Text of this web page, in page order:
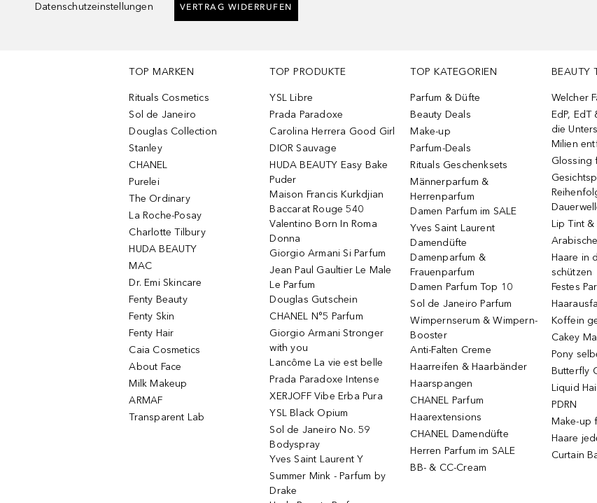
Datenschutzeinstellungen
VERTRAG WIDERRUFEN
TOP MARKEN
Rituals Cosmetics
Sol de Janeiro
Douglas Collection
Stanley
CHANEL
Purelei
The Ordinary
La Roche-Posay
Charlotte Tilbury
HUDA BEAUTY
MAC
Dr. Emi Skincare
Fenty Beauty
Fenty Skin
Fenty Hair
Caia Cosmetics
About Face
Milk Makeup
ARMAF
Transparent Lab
TOP PRODUKTE
YSL Libre
Prada Paradoxe
Carolina Herrera Good Girl
DIOR Sauvage
HUDA BEAUTY Easy Bake
Puder
Maison Francis Kurkdjian
Baccarat Rouge 540
Valentino Born In Roma
Donna
Giorgio Armani Si Parfum
Jean Paul Gaultier Le Male
Le Parfum
Douglas Gutschein
CHANEL N°5 Parfum
Giorgio Armani Stronger
with you
Lancôme La vie est belle
Prada Paradoxe Intense
XERJOFF Vibe Erba Pura
YSL Black Opium
Sol de Janeiro No. 59
Bodyspray
Yves Saint Laurent Y
Summer Mink - Parfum by
Drake
TOP KATEGORIEN
Parfum & Düfte
Beauty Deals
Make-up
Parfum-Deals
Rituals Geschenksets
Männerparfum &
Herrenparfum
Damen Parfum im SALE
Yves Saint Laurent
Damendüfte
Damenparfum &
Frauenparfum
Damen Parfum Top 10
Sol de Janeiro Parfum
Wimpernserum & Wimpern-
Booster
Anti-Falten Creme
Haarreifen & Haarbänder
Haarspangen
CHANEL Parfum
Haarextensions
CHANEL Damendüfte
Herren Parfum im SALE
BB- & CC-Cream
BEAUTY
Welcher
EdP, EdT
die
Milien
Glossing
Lip Tint &
Haare in
schützen
Festes
Koffein
Cakey
Pony
Butterfly
Liquid
PDRN
Make-up
Haare
Curtain